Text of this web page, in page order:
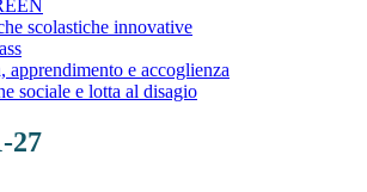
scolastiche innovative
apprendimento e accoglienza
sociale e lotta al disagio
27